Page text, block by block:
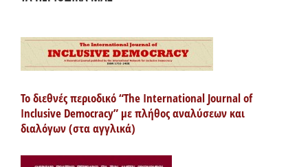
Το διεθνές περιοδικό “The International Journal of
Inclusive Democracy” με πλήθος αναλύσεων και
διαλόγων (στα αγγλικά)